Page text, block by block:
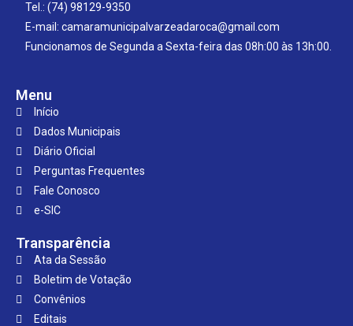
Tel.: (74) 98129-9350
E-mail: camaramunicipalvarzeadaroca@gmail.com
Funcionamos de Segunda a Sexta-feira das 08h:00 às 13h:00.
Menu
Início
Dados Municipais
Diário Oficial
Perguntas Frequentes
Fale Conosco
e-SIC
Transparência
Ata da Sessão
Boletim de Votação
Convênios
Editais